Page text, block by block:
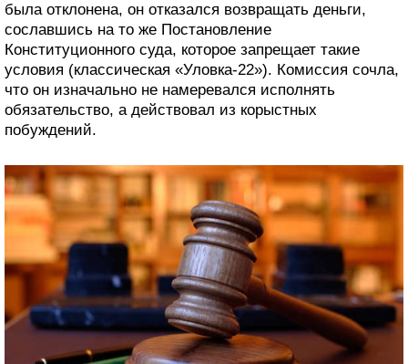
была отклонена, он отказался возвращать деньги,
сославшись на то же Постановление
Конституционного суда, которое запрещает такие
условия (классическая «Уловка-22»). Комиссия сочла,
что он изначально не намеревался исполнять
обязательство, а действовал из корыстных
побуждений.